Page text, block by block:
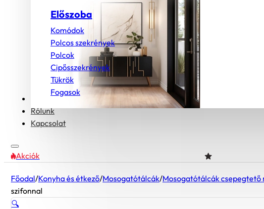
Előszoba
Komódok
Polcos szekrények
Polcok
Cipősszekrények
Tükrök
Fogasok
Bútorcsaládok
Rólunk
Kapcsolat
Akciók
Főodal/Konyha és étkező/Mosogatótálcák/Mosogatótálcák csepegtető
szifonnal
🔍